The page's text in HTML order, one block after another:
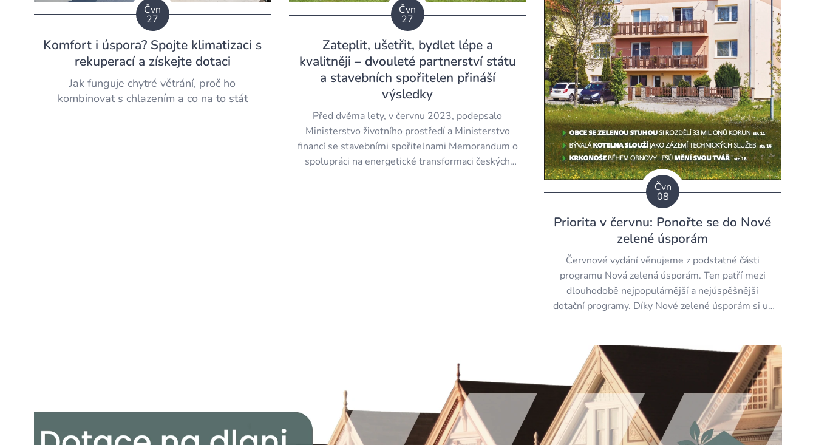
Čvn
27
Komfort i úspora? Spojte klimatizaci s
rekuperací a získejte dotaci
Jak funguje chytré větrání, proč ho
kombinovat s chlazením a co na to stát
Čvn
27
Zateplit, ušetřit, bydlet lépe a
kvalitněji – dvouleté partnerství státu
a stavebních spořitelen přináší
výsledky
Před dvěma lety, v červnu 2023, podepsalo
Ministerstvo životního prostředí a Ministerstvo
financí se stavebními spořitelnami Memorandum o
spolupráci na energetické transformaci českých
Čvn
08
Priorita v červnu: Ponořte se do Nové
zelené úsporám
Červnové vydání věnujeme z podstatné části
programu Nová zelená úsporám. Ten patří mezi
dlouhodobě nejpopulárnější a nejúspěšnější
dotační programy. Díky Nové zelené úsporám si už
zelená úsporám patnácté narozeniny, program v